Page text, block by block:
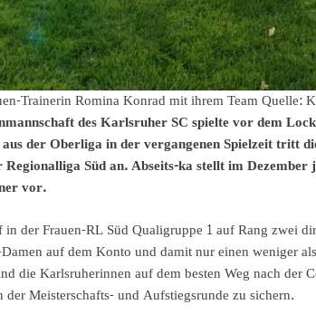
Trainerin Romina Konrad mit ihrem Team Quelle:
des Karlsruher SC spielte vor dem
der Oberliga in der vergangenen Spielzeit tritt
Süd an. Abseits-ka stellt im Dezember
vor.
der Frauen-RL Süd Qualigruppe 1 auf Rang zwei
auf dem Konto und damit nur einen weniger
die Karlsruherinnen auf dem besten Weg nach der
Meisterschafts- und Aufstiegsrunde zu sichern.